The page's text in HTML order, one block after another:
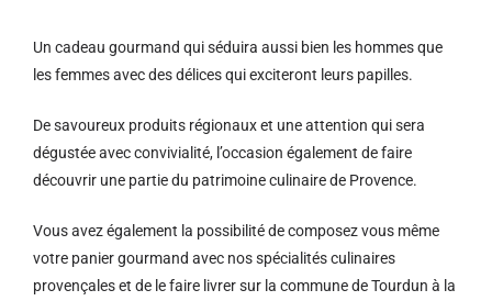
Un cadeau gourmand qui séduira aussi bien les hommes que
les femmes avec des délices qui exciteront leurs papilles.
De savoureux produits régionaux et une attention qui sera
dégustée avec convivialité, l’occasion également de faire
découvrir une partie du patrimoine culinaire de Provence.
Vous avez également la possibilité de composez vous même
votre panier gourmand avec nos spécialités culinaires
provençales et de le faire livrer sur la commune de Tourdun à la